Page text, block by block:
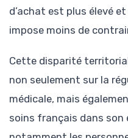
d’achat est plus élevé
impose moins de
Cette disparité
non seulement sur la
médicale, mais
soins français dans son